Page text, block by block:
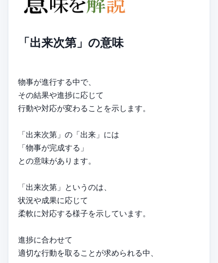
「出来次第」の意味
物事が進行する中で、
その結果や進捗に応じて
行動や対応が変わることを示します。
「出来次第」の「出来」には
「物事が完成する」
との意味があります。
「出来次第」というのは、
状況や成果に応じて
柔軟に対応する様子を示しています。
進捗に合わせて
適切な行動を取ることが求められる中、